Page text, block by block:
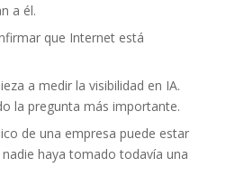
a él.
que Internet está
a medir la visibilidad en IA.
la pregunta más importante.
de una empresa puede estar
haya tomado todavía una